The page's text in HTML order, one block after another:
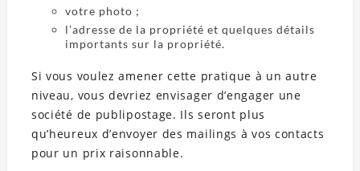
votre photo ;
l’adresse de la propriété et quelques détails
importants sur la propriété.
Si vous voulez amener cette pratique à un autre
niveau, vous devriez envisager d’engager une
société de publipostage. Ils seront plus
qu’heureux d’envoyer des mailings à vos contacts
pour un prix raisonnable.